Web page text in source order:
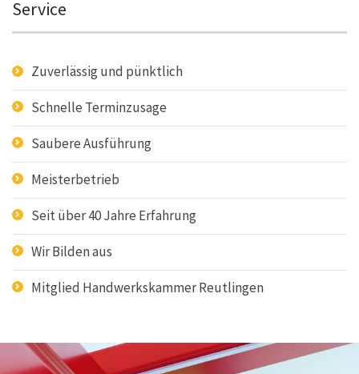
Service
Zuverlässig und pünktlich
Schnelle Terminzusage
Saubere Ausführung
Meisterbetrieb
Seit über 40 Jahre Erfahrung
Wir Bilden aus
Mitglied Handwerkskammer Reutlingen